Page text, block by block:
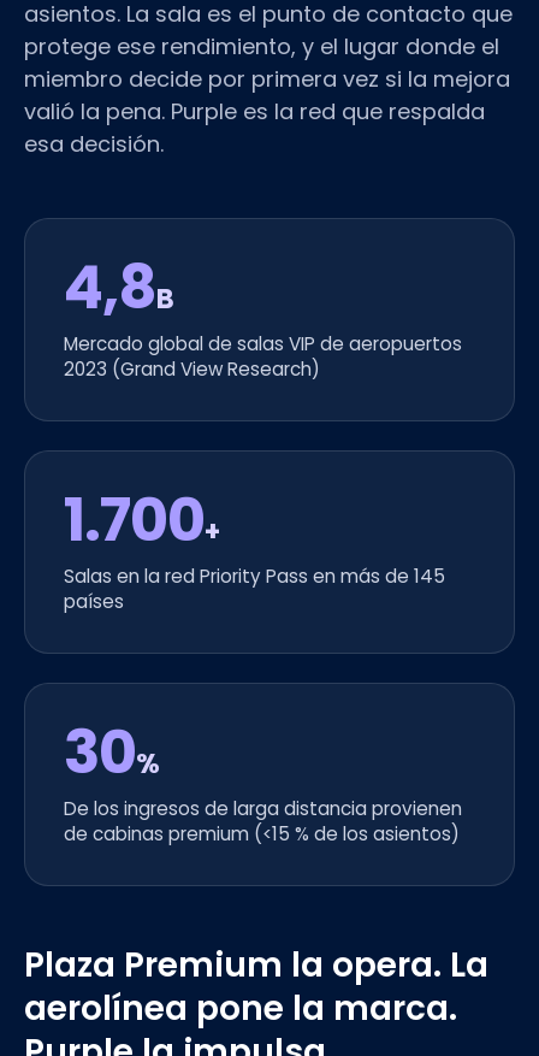
asientos. La sala es el punto de contacto que
protege ese rendimiento, y el lugar donde el
miembro decide por primera vez si la mejora
valió la pena. Purple es la red que respalda
esa decisión.
4,8B
Mercado global de salas VIP de aeropuertos
2023 (Grand View Research)
1.700+
Salas en la red Priority Pass en más de 145
países
30%
De los ingresos de larga distancia provienen
de cabinas premium (<15 % de los asientos)
Plaza Premium la opera. La
aerolínea pone la marca.